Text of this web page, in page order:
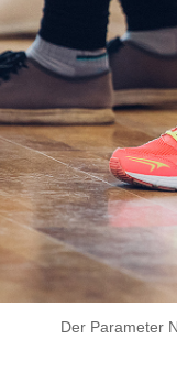
Der Parameter